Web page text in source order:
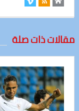
مقالات ذات صلة